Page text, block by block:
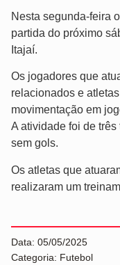
Nesta segunda-feira
partida do próximo
Itajaí.
Os jogadores que
relacionados e
movimentação em
A atividade foi de
sem gols.
Os atletas que
realizaram um
Data: 05/05/2025
Categoria: Futebol